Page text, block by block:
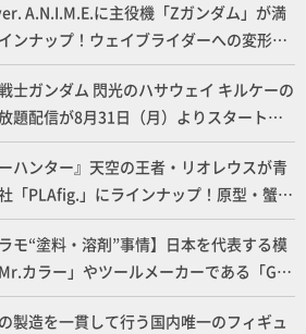
A.N.I.M.E.に主役機「Zガンダム」が満
ンナップ！ウェイブライダーへの変形、
プロポーションを再現【機動戦士Zガン
士ガンダム 閃光のハサウェイ キルケーの
題配信が8月31日（月）よりスタート！
で国内独占配信
ハンター』天空の王者・リオレウスが青
「PLAfig.」にラインナップ！原型・蟹蟲
作例で超ハイディテールかつ躍動感に満
ェック
モ“塗料・溶剤”事情】日本を代表する模
カラー」やツールメーカーである「GSI
語るラッカー塗料の未来とは？
製造を一貫して行う国内唯一のフィギュ